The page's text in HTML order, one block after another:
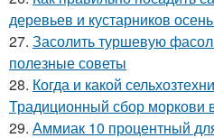
деревьев и кустарников
27. Засолить туршевую
полезные советы
28. Когда и какой
Традиционный сбор моркови
29. Аммиак 10 процентный